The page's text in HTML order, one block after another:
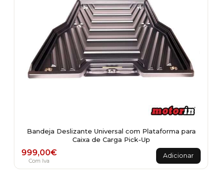
Bandeja Deslizante Universal com Plataforma para
Caixa de Carga Pick-Up
999,00€
Com Iva
Adicionar